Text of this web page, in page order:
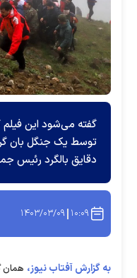
گفته می‌شود این
توسط یک جنگل بان
دقایق بالگرد رئیس
۱۰:۰۹ ۱۴۰۳/۰۳/۰۹
به گزارش آفتاب نیوز، همان